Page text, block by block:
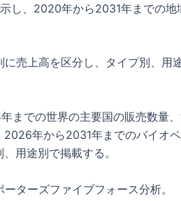
し、2020年から2031年までの地
売上高を区分し、タイプ別、用
までの世界の主要国の販売数量
年から2031年までのバイオ
用途別で掲載する。
ターズファイブフォース分析。